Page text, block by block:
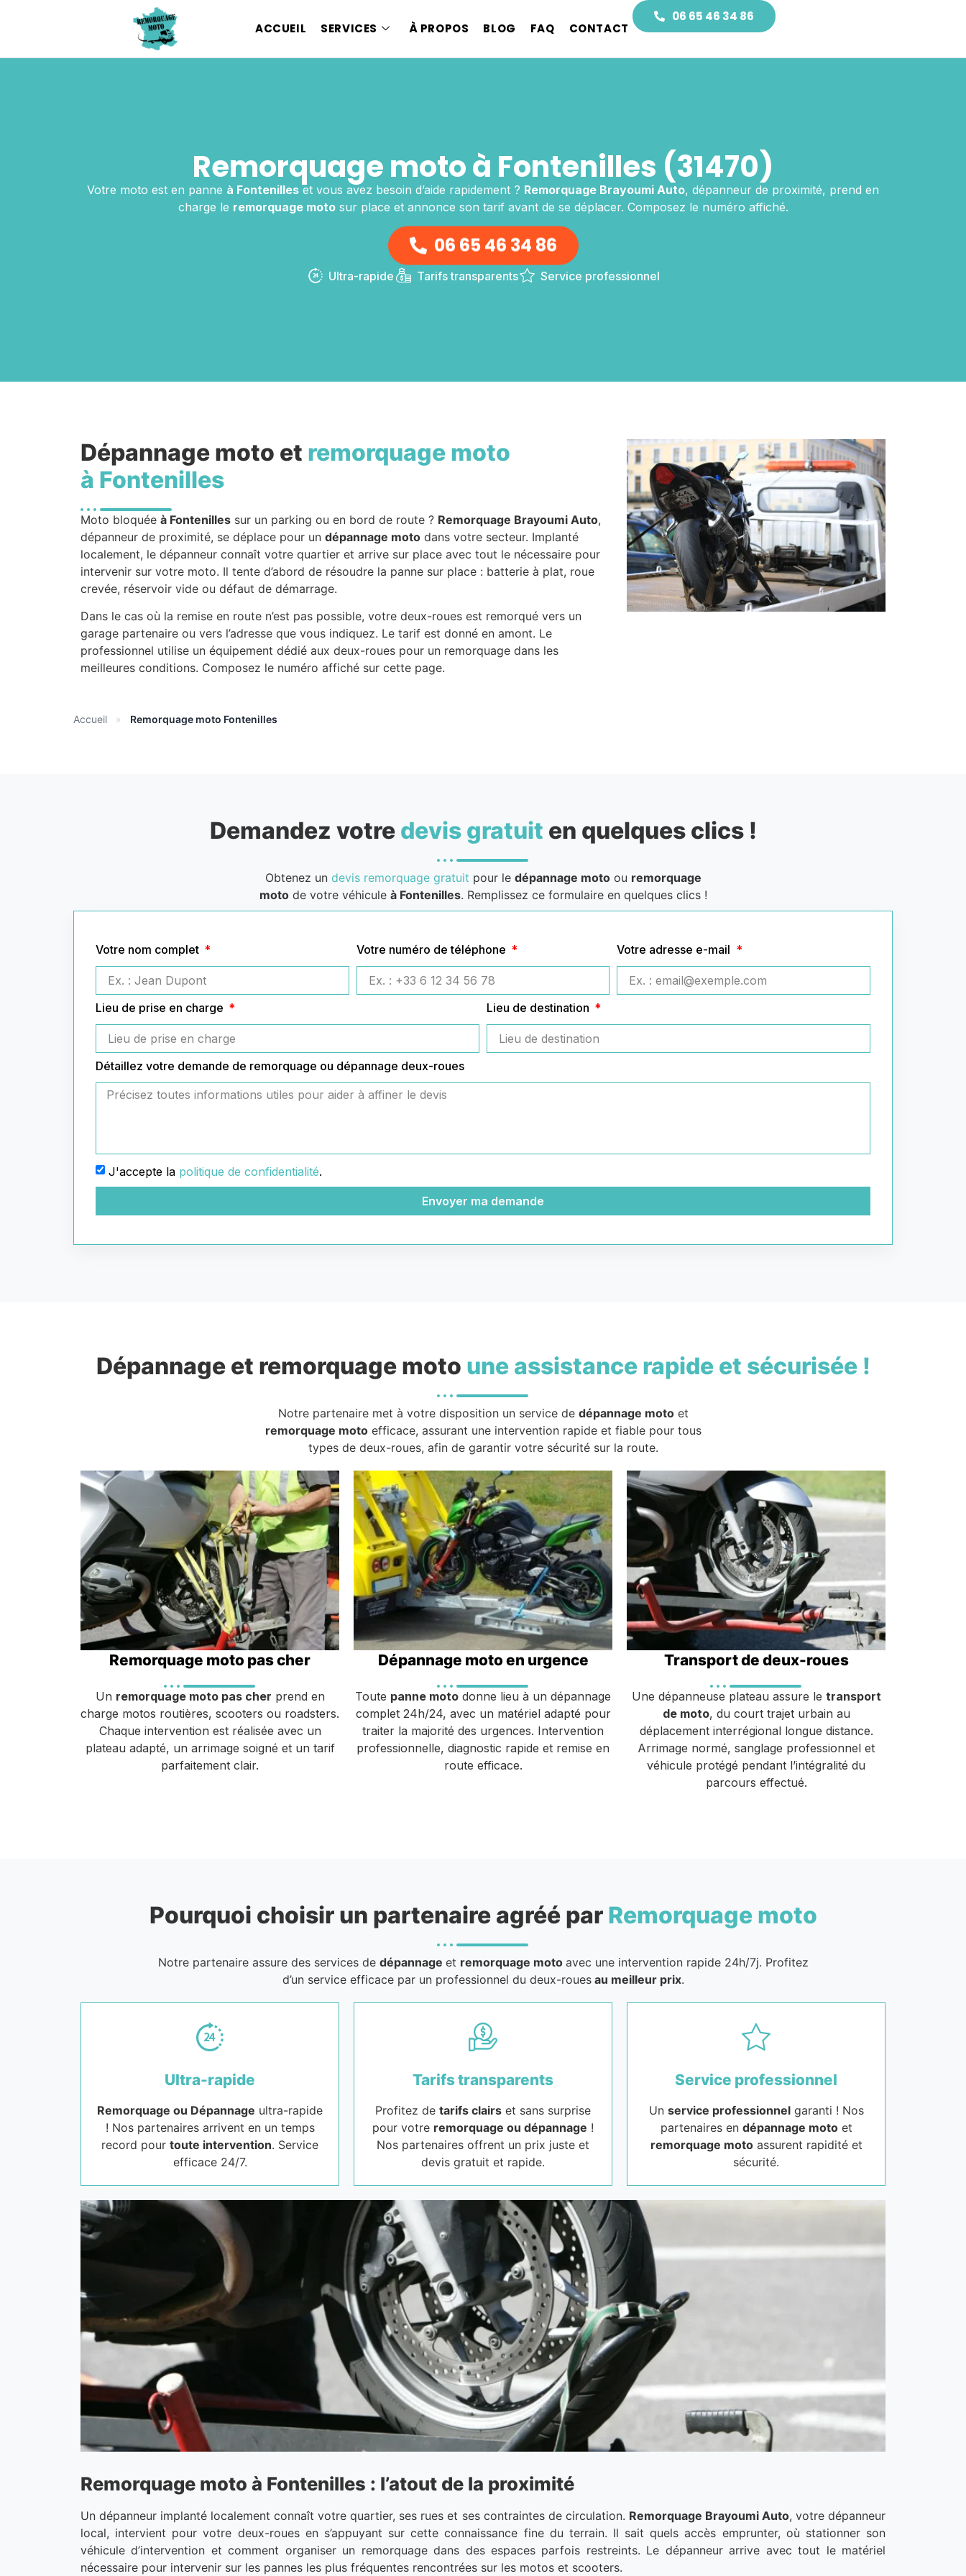
ACCUEIL SERVICES À PROPOS BLOG FAQ CONTACT
06 65 46 34 86
Remorquage moto à Fontenilles (31470)
Votre moto est en panne à Fontenilles et vous avez besoin d’aide rapidement ? Remorquage Brayoumi Auto, dépanneur de proximité, prend en
charge le remorquage motosur place et annonce son tarif avant de se déplacer. Composez le numéro affiché.
06 65 46 34 86
Ultra-rapide Tarifs transparents Service professionnel
Dépannage moto et remorquage moto
à Fontenilles
Moto bloquée à Fontenilles sur un parking ou en bord de route ? Remorquage Brayoumi Auto,
dépanneur de proximité, se déplace pour un dépannage moto dans votre secteur. Implanté
localement, le dépanneur connaît votre quartier et arrive sur place avec tout le nécessaire pour
intervenir sur votre moto. Il tente d’abord de résoudre la panne sur place : batterie à plat, roue
crevée, réservoir vide ou défaut de démarrage.
Dans le cas où la remise en route n’est pas possible, votre deux-roues est remorqué vers un
garage partenaire ou vers l’adresse que vous indiquez. Le tarif est donné en amont. Le
professionnel utilise un équipement dédié aux deux-roues pour un remorquage dans les
meilleures conditions. Composez le numéro affiché sur cette page.
Accueil » Remorquage moto Fontenilles
Demandez votre devis gratuit en quelques clics !
Obtenez un devis remorquage gratuit pour le dépannage motoou remorquage
motode votre véhicule à Fontenilles. Remplissez ce formulaire en quelques clics !
Votre nom complet Votre numéro de téléphone Votre adresse e-mail
Lieu de prise en charge Lieu de destination
Détaillez votre demande de remorquage ou dépannage deux-roues
J'accepte la politique de confidentialité.
Envoyer ma demande
Dépannage et remorquage moto une assistance rapide et sécurisée !
Notre partenaire met à votre disposition un service de dépannage motoet
remorquage motoefficace, assurant une intervention rapide et fiable pour tous
types de deux-roues, afin de garantir votre sécurité sur la route.
Remorquage moto pas cher
Un remorquage moto pas cher prend en
charge motos routières, scooters ou roadsters.
Chaque intervention est réalisée avec un
plateau adapté, un arrimage soigné et un tarif
parfaitement clair.
Dépannage moto en urgence
Toute panne moto donne lieu à un dépannage
complet 24h/24, avec un matériel adapté pour
traiter la majorité des urgences. Intervention
professionnelle, diagnostic rapide et remise en
route efficace.
Transport de deux-roues
Une dépanneuse plateau assure le transport
de moto, du court trajet urbain au
déplacement interrégional longue distance.
Arrimage normé, sanglage professionnel et
véhicule protégé pendant l’intégralité du
parcours effectué.
Pourquoi choisir un partenaire agréé par Remorquage moto
Notre partenaire assure des services de dépannage et remorquage moto avec une intervention rapide 24h/7j. Profitez
d’un service efficace par un professionnel du deux-rouesau meilleur prix.
Ultra-rapide
Remorquage ou Dépannage ultra-rapide
! Nos partenaires arrivent en un temps
record pour toute intervention. Service
efficace 24/7.
Tarifs transparents
Profitez de tarifs clairs et sans surprise
pour votre remorquage ou dépannage !
Nos partenaires offrent un prix juste et
devis gratuit et rapide.
Service professionnel
Un service professionnelgaranti ! Nos
partenaires en dépannage motoet
remorquage motoassurent rapidité et
sécurité.
Remorquage moto à Fontenilles : l’atout de la proximité
Un dépanneur implanté localement connaît votre quartier, ses rues et ses contraintes de circulation. Remorquage Brayoumi Auto, votre dépanneur
local, intervient pour votre deux-roues en s’appuyant sur cette connaissance fine du terrain. Il sait quels accès emprunter, où stationner son
véhicule d’intervention et comment organiser un remorquage dans des espaces parfois restreints. Le dépanneur arrive avec tout le matériel
nécessaire pour intervenir sur les pannes les plus fréquentes rencontrées sur les motos et scooters.